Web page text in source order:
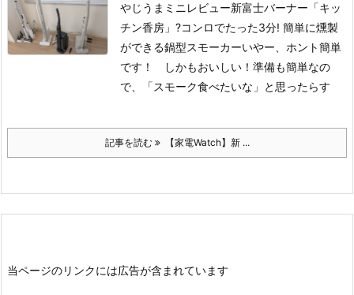
やじうまミニレビュー新富士バーナー「キッ
チン香房」 ?コンロでたった3分! 簡単に燻製
ができる鍋型スモーカーいやー、ホント簡単
です！ しかもおいしい！ 準備も簡単なの
で、「スモーク食べたいな」と思ったらす
記事を読む 【家電Watch】新 ...
当ページのリンクには広告が含まれています